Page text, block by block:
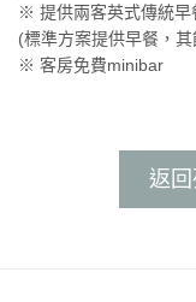
※ 提供兩客英式傳統早
(標準方案提供早餐，
※ 客房免費minibar
返